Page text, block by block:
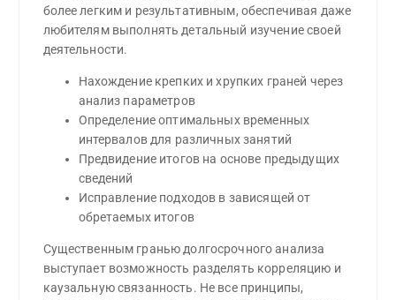
более легким и результативным, обеспечивая даже
любителям выполнять детальный изучение своей
деятельности.
Нахождение крепких и хрупких граней через
анализ параметров
Определение оптимальных временных
интервалов для различных занятий
Предвидение итогов на основе предыдущих
сведений
Исправление подходов в зависящей от
обретаемых итогов
Существенным гранью долгосрочного анализа
выступает возможность разделять корреляцию и
каузальную связанность. Не все принципы,